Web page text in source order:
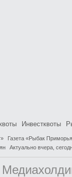
Инвестквоты
Газета «Рыбак
Актуально вчера,